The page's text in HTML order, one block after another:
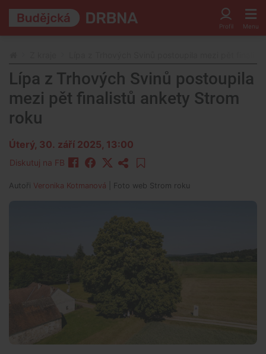
Lípa z Trhových Svinů postoupila
mezi pět finalistů ankety Strom
roku
Úterý, 30. září 2025, 13:00
Diskutuj na FB
Autoři Veronika Kotmanová | Foto web Strom roku